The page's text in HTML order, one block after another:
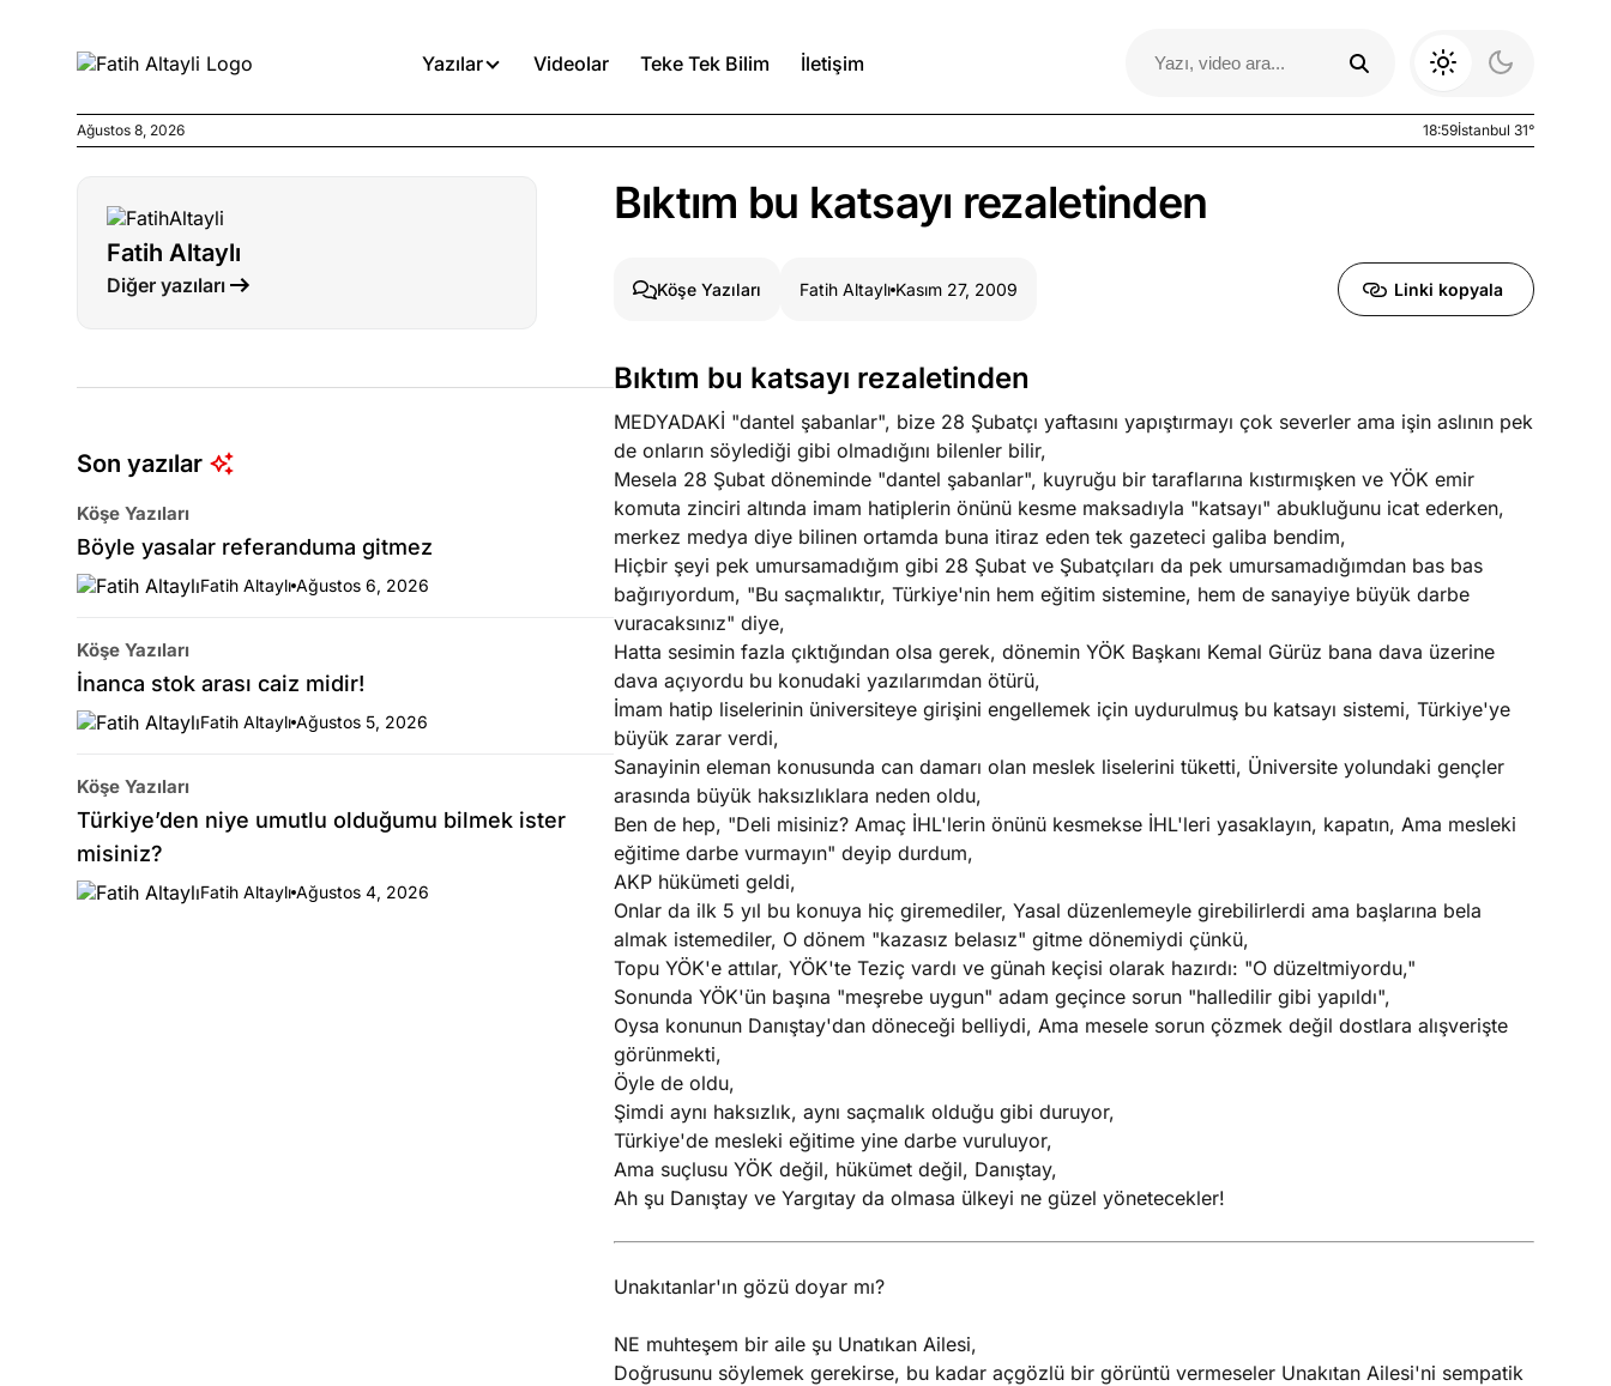
Yazılar Videolar Teke Tek Bilim İletişim
Ağustos 4, 2026
Türkiye’den niye umutlu olduğumu bilmek
Köşe Yazıları Spor Yazıları Otomobil Yazıları
Ağustos 8, 2026 18:59İstanbul 31°
Fatih Altaylı
Diğer yazıları
Son yazılar
Köşe Yazıları
Böyle yasalar referanduma gitmez
Fatih Altaylı Ağustos 6, 2026
Köşe Yazıları
İnanca stok arası caiz midir!
Fatih Altaylı Ağustos 5, 2026
Köşe Yazıları
Türkiye’den niye umutlu olduğumu bilmek ister
misiniz?
Fatih Altaylı Ağustos 4, 2026
Bıktım bu katsayı rezaletinden
Köşe Yazıları Fatih Altaylı Kasım 27, 2009 Linki kopyala
Bıktım bu katsayı rezaletinden
MEDYADAKİ "dantel şabanlar", bize 28 Şubatçı yaftasını yapıştırmayı çok severler ama işin aslının pek
de onların söylediği gibi olmadığını bilenler bilir,
Mesela 28 Şubat döneminde "dantel şabanlar", kuyruğu bir taraflarına kıstırmışken ve YÖK emir
komuta zinciri altında imam hatiplerin önünü kesme maksadıyla "katsayı" abukluğunu icat ederken,
merkez medya diye bilinen ortamda buna itiraz eden tek gazeteci galiba bendim,
Hiçbir şeyi pek umursamadığım gibi 28 Şubat ve Şubatçıları da pek umursamadığımdan bas bas
bağırıyordum, "Bu saçmalıktır, Türkiye'nin hem eğitim sistemine, hem de sanayiye büyük darbe
vuracaksınız" diye,
Hatta sesimin fazla çıktığından olsa gerek, dönemin YÖK Başkanı Kemal Gürüz bana dava üzerine
dava açıyordu bu konudaki yazılarımdan ötürü,
İmam hatip liselerinin üniversiteye girişini engellemek için uydurulmuş bu katsayı sistemi, Türkiye'ye
büyük zarar verdi,
Sanayinin eleman konusunda can damarı olan meslek liselerini tüketti, Üniversite yolundaki gençler
arasında büyük haksızlıklara neden oldu,
Ben de hep, "Deli misiniz? Amaç İHL'lerin önünü kesmekse İHL'leri yasaklayın, kapatın, Ama mesleki
eğitime darbe vurmayın" deyip durdum,
AKP hükümeti geldi,
Onlar da ilk 5 yıl bu konuya hiç giremediler, Yasal düzenlemeyle girebilirlerdi ama başlarına bela
almak istemediler, O dönem "kazasız belasız" gitme dönemiydi çünkü,
Topu YÖK'e attılar, YÖK'te Teziç vardı ve günah keçisi olarak hazırdı: "O düzeltmiyordu,"
Sonunda YÖK'ün başına "meşrebe uygun" adam geçince sorun "halledilir gibi yapıldı",
Oysa konunun Danıştay'dan döneceği belliydi, Ama mesele sorun çözmek değil dostlara alışverişte
görünmekti,
Öyle de oldu,
Şimdi aynı haksızlık, aynı saçmalık olduğu gibi duruyor,
Türkiye'de mesleki eğitime yine darbe vuruluyor,
Ama suçlusu YÖK değil, hükümet değil, Danıştay,
Ah şu Danıştay ve Yargıtay da olmasa ülkeyi ne güzel yönetecekler!
Unakıtanlar'ın gözü doyar mı?
NE muhteşem bir aile şu Unatıkan Ailesi,
Doğrusunu söylemek gerekirse, bu kadar açgözlü bir görüntü vermeseler Unakıtan Ailesi'ni sempatik